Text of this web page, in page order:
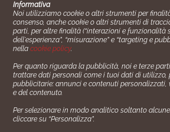
Cucinare.it è un marchio
copyright 2014 - 2024 P.IVA:
Azienda certiﬁcata ISO 27001
- Azienda certiﬁcata ISO 9001
Informativa
Noi utilizziamo cookie o altri strumenti per
consenso, anche cookie o altri strumenti di
parti, per altre finalità (“interazioni e funzionalità
dell'esperienza”, “misurazione” e “targeting e
nellacookie policy.
Per quanto riguarda la pubblicità, noi e terze
trattare dati personali come i tuoi dati di utilizzo,
pubblicitarie: annunci e contenuti
e del contenuto.
Per selezionare in modo analitico soltanto
cliccare su “Personalizza”.